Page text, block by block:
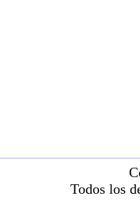
Todos los